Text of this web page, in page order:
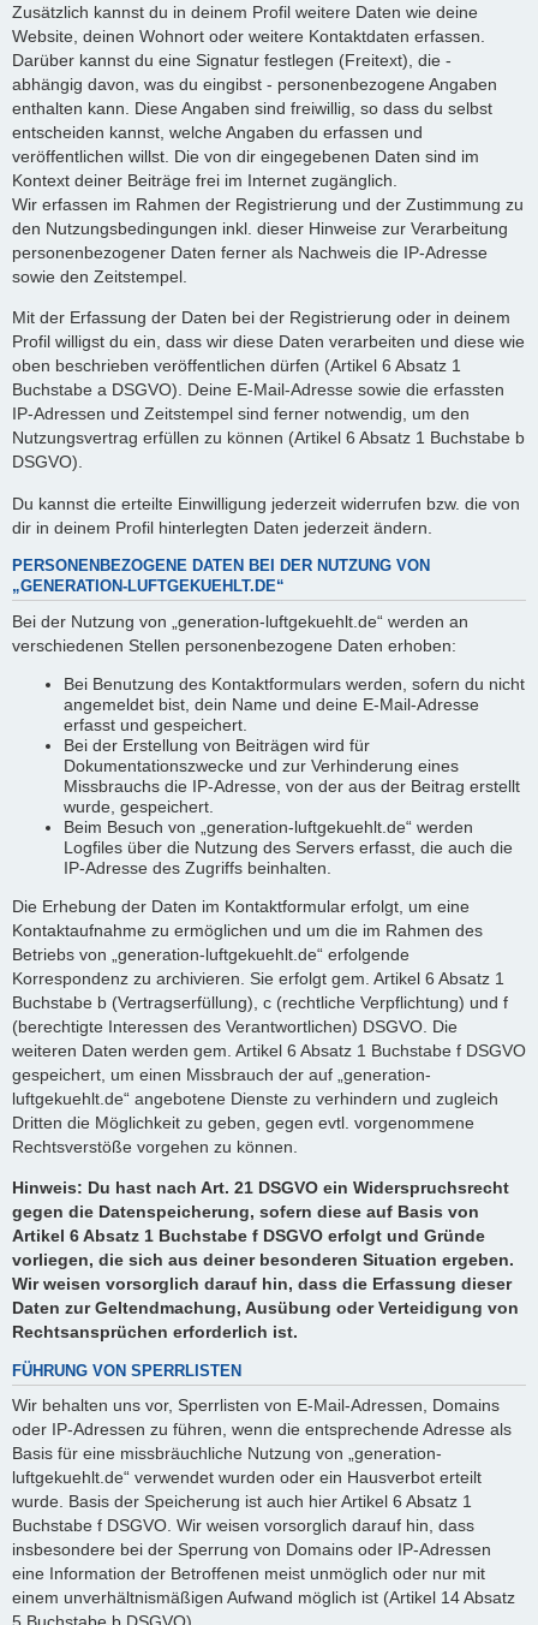
Zusätzlich kannst du in deinem Profil weitere Daten wie deine
Website, deinen Wohnort oder weitere Kontaktdaten erfassen.
Darüber kannst du eine Signatur festlegen (Freitext), die -
abhängig davon, was du eingibst - personenbezogene Angaben
enthalten kann. Diese Angaben sind freiwillig, so dass du selbst
entscheiden kannst, welche Angaben du erfassen und
veröffentlichen willst. Die von dir eingegebenen Daten sind im
Kontext deiner Beiträge frei im Internet zugänglich.
Wir erfassen im Rahmen der Registrierung und der Zustimmung zu
den Nutzungsbedingungen inkl. dieser Hinweise zur Verarbeitung
personenbezogener Daten ferner als Nachweis die IP-Adresse
sowie den Zeitstempel.
Mit der Erfassung der Daten bei der Registrierung oder in deinem
Profil willigst du ein, dass wir diese Daten verarbeiten und diese wie
oben beschrieben veröffentlichen dürfen (Artikel 6 Absatz 1
Buchstabe a DSGVO). Deine E-Mail-Adresse sowie die erfassten
IP-Adressen und Zeitstempel sind ferner notwendig, um den
Nutzungsvertrag erfüllen zu können (Artikel 6 Absatz 1 Buchstabe b
DSGVO).
Du kannst die erteilte Einwilligung jederzeit widerrufen bzw. die von
dir in deinem Profil hinterlegten Daten jederzeit ändern.
PERSONENBEZOGENE DATEN BEI DER NUTZUNG VON
„GENERATION-LUFTGEKUEHLT.DE“
Bei der Nutzung von „generation-luftgekuehlt.de“ werden an
verschiedenen Stellen personenbezogene Daten erhoben:
Bei Benutzung des Kontaktformulars werden, sofern du nicht
angemeldet bist, dein Name und deine E-Mail-Adresse
erfasst und gespeichert.
Bei der Erstellung von Beiträgen wird für
Dokumentationszwecke und zur Verhinderung eines
Missbrauchs die IP-Adresse, von der aus der Beitrag erstellt
wurde, gespeichert.
Beim Besuch von „generation-luftgekuehlt.de“ werden
Logfiles über die Nutzung des Servers erfasst, die auch die
IP-Adresse des Zugriffs beinhalten.
Die Erhebung der Daten im Kontaktformular erfolgt, um eine
Kontaktaufnahme zu ermöglichen und um die im Rahmen des
Betriebs von „generation-luftgekuehlt.de“ erfolgende
Korrespondenz zu archivieren. Sie erfolgt gem. Artikel 6 Absatz 1
Buchstabe b (Vertragserfüllung), c (rechtliche Verpflichtung) und f
(berechtigte Interessen des Verantwortlichen) DSGVO. Die
weiteren Daten werden gem. Artikel 6 Absatz 1 Buchstabe f DSGVO
gespeichert, um einen Missbrauch der auf „generation-
luftgekuehlt.de“ angebotene Dienste zu verhindern und zugleich
Dritten die Möglichkeit zu geben, gegen evtl. vorgenommene
Rechtsverstöße vorgehen zu können.
Hinweis: Du hast nach Art. 21 DSGVO ein Widerspruchsrecht
gegen die Datenspeicherung, sofern diese auf Basis von
Artikel 6 Absatz 1 Buchstabe f DSGVO erfolgt und Gründe
vorliegen, die sich aus deiner besonderen Situation ergeben.
Wir weisen vorsorglich darauf hin, dass die Erfassung dieser
Daten zur Geltendmachung, Ausübung oder Verteidigung von
Rechtsansprüchen erforderlich ist.
FÜHRUNG VON SPERRLISTEN
Wir behalten uns vor, Sperrlisten von E-Mail-Adressen, Domains
oder IP-Adressen zu führen, wenn die entsprechende Adresse als
Basis für eine missbräuchliche Nutzung von „generation-
luftgekuehlt.de“ verwendet wurden oder ein Hausverbot erteilt
wurde. Basis der Speicherung ist auch hier Artikel 6 Absatz 1
Buchstabe f DSGVO. Wir weisen vorsorglich darauf hin, dass
insbesondere bei der Sperrung von Domains oder IP-Adressen
eine Information der Betroffenen meist unmöglich oder nur mit
einem unverhältnismäßigen Aufwand möglich ist (Artikel 14 Absatz